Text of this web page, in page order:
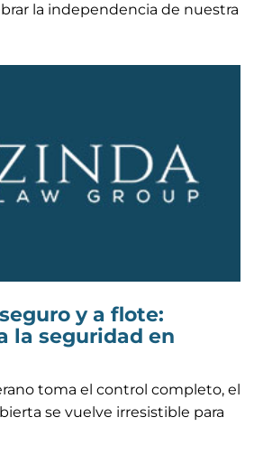
la independencia de nuestra
y a flote:
la seguridad en
toma el control completo, el
se vuelve irresistible para